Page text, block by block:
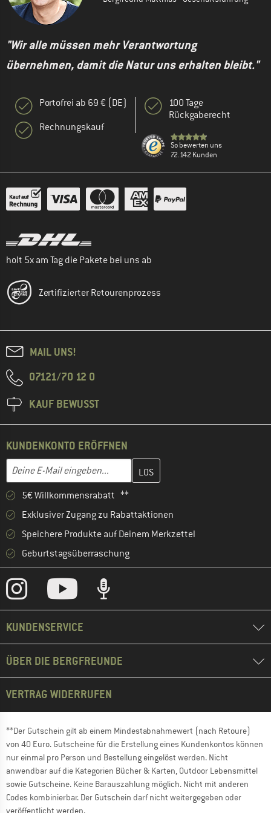
"Wir alle müssen mehr Verantwortung
übernehmen, damit die Natur uns erhalten bleibt."
Portofrei ab 69 € (DE)
Rechnungskauf
100 Tage
Rückgaberecht
So bewerten uns
72.142 Kunden
holt 5x am Tag die Pakete bei uns ab
Zertifizierter Retourenprozess
MAIL UNS!
07121/70 12 0
KAUF BEWUSST
KUNDENKONTO ERÖFFNEN
E-Mail-Adresse
Gib hier deine E-Mail-Adresse ein und erstelle im nächsten
5€ Willkommensrabatt **
Exklusiver Zugang zu Rabattaktionen
Speichere Produkte auf Deinem Merkzettel
Geburtstagsüberraschung
KUNDENSERVICE
ÜBER DIE BERGFREUNDE
VERTRAG WIDERRUFEN
**Der Gutschein gilt ab einem Mindestabnahmewert (nach Retoure)
von 40 Euro. Gutscheine für die Erstellung eines Kundenkontos können
nur einmal pro Person und Bestellung eingelöst werden. Nicht
anwendbar auf die Kategorien Bücher & Karten, Outdoor Lebensmittel
sowie Gutscheine. Keine Barauszahlung möglich. Nicht mit anderen
Codes kombinierbar. Der Gutschein darf nicht weitergegeben oder
veröffentlicht werden.